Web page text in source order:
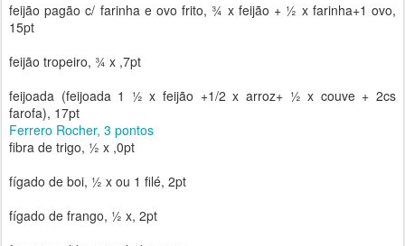
feijão pagão c/ farinha e ovo frito, ¾ x feijão + ½ x farinha+1 ovo,
15pt
feijão tropeiro, ¾ x ,7pt
feijoada (feijoada 1 ½ x feijão +1/2 x arroz+ ½ x couve + 2cs
farofa), 17pt
Ferrero Rocher, 3 pontos
fibra de trigo, ½ x ,0pt
fígado de boi, ½ x ou 1 filé, 2pt
fígado de frango, ½ x, 2pt